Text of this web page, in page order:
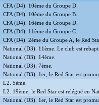
CFA (D4). 10ème du Groupe D.
CFA (D4). 10ème du Groupe B.
CFA (D4). 16ème du Groupe D.
CFA (D4). 11ème du Groupe C.
CFA (D4). 2ème du Groupe A, le Red
National (D3). 11ème. Le club est
National (D3). 14ème.
National (D3). 7ème.
National (D3). 1er, le Red Star est
L2. 5ème.
L2. 19ème, le Red Star est relégué en
National (D3). 1er, le Red Star est